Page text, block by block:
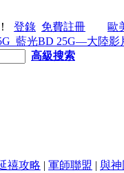
登錄 免費註冊 歐
高級搜索
禧攻略 | 軍師聯盟 | 與